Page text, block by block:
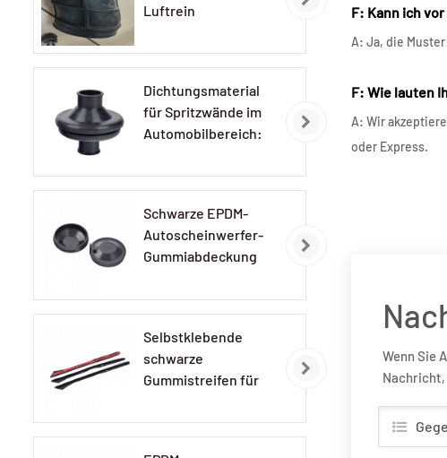
F: Kann ich
A: Ja, die
F: Wie lauten
A: Wir
oder Express.
Wenn Sie
Nachricht,
Luftrein
Dichtungsmaterial
für Spritzwände im
Automobilbereich:
Gummidichtungen
Schwarze EPDM-
Autoscheinwerfer-
Gummiabdeckung
Selbstklebende
schwarze
Gummistreifen für